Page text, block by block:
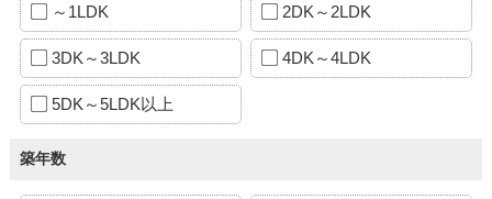
～1LDK 2DK～2LDK
3DK～3LDK 4DK～4LDK
5DK～5LDK以上
築年数